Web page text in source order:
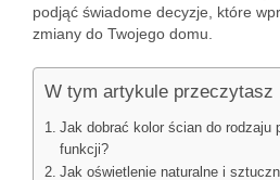
podjąć świadome decyzje, które
zmiany do Twojego domu.
W tym artykule przeczytasz
Jak dobrać kolor ścian do rodzaju
funkcji?
Jak oświetlenie naturalne i